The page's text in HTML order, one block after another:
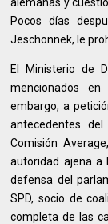
Pocos días
Jeschonnek, le
El Ministerio de
mencionados
embargo, a
antecedentes
Comisión
autoridad ajena a
defensa del
SPD, socio de
completa de las